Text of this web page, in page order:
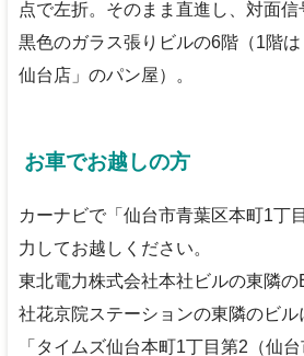
点で左折。そのまま直進し、対面
黒色のガラス張りビルの6階（1階
仙台店」のパン屋）。
お車でお越しの方
カーナビで「仙台市青葉区本町1丁
力してお越しください。
東北電力株式会社本社ビルの東隣
社花京院ステーションの東隣のビル
「タイムズ仙台本町1丁目第2（仙